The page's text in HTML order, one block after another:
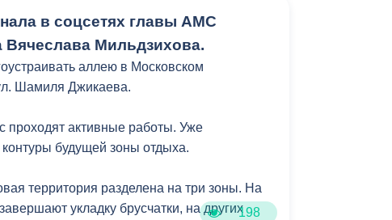
объезды территории города.
фактов нарушения санитарного
незаконной торговли бахчевыми
и 93, пр. Коста, 25 «А», ул. Горького, 98,
выявлены информационные материалы,
в соцсетях главы АМС
Вячеслава Мильдзихова.
аллею в Московском
Шамиля Джикаева.
проходят активные работы. Уже
будущей зоны отдыха.
территория разделена на три зоны. На
укладку брусчатки, на других198